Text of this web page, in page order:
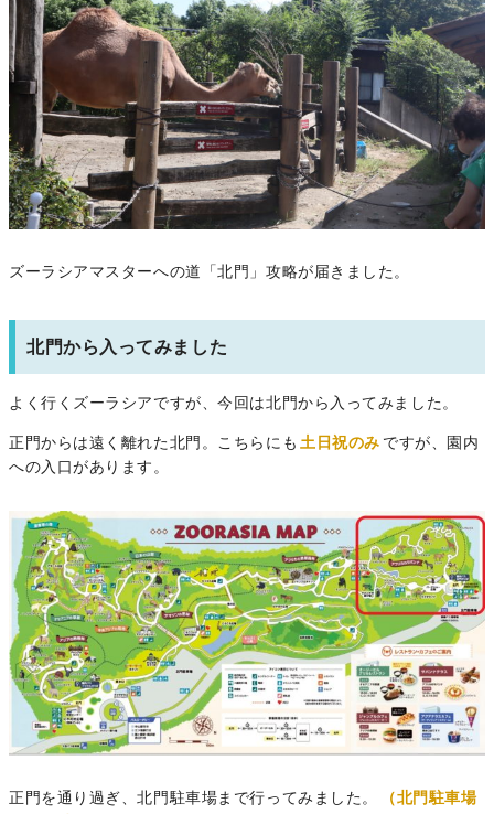
ズーラシアマスターへの道「北門」攻略が届きました。
北門から入ってみました
よく行くズーラシアですが、今回は北門から入ってみました。
正門からは遠く離れた北門。こちらにも 土日祝のみ ですが、園内
への入口があります。
正門を通り過ぎ、北門駐車場まで行ってみました。
（北門駐車場